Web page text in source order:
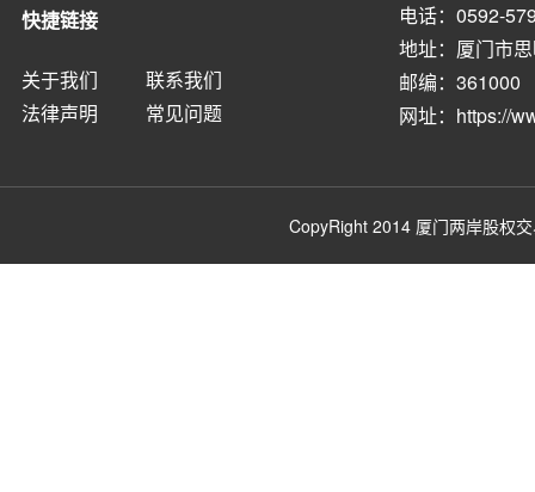
快捷链接
关于我们
联系我们
法律声明
常见问题
电话：0592-
地址：厦门市
邮编：361000
网址： https://
CopyRight 2014 厦门两岸股权